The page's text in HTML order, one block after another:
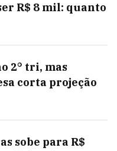
R$ 8 mil: quanto
2° tri, mas
corta projeção
sobe para R$